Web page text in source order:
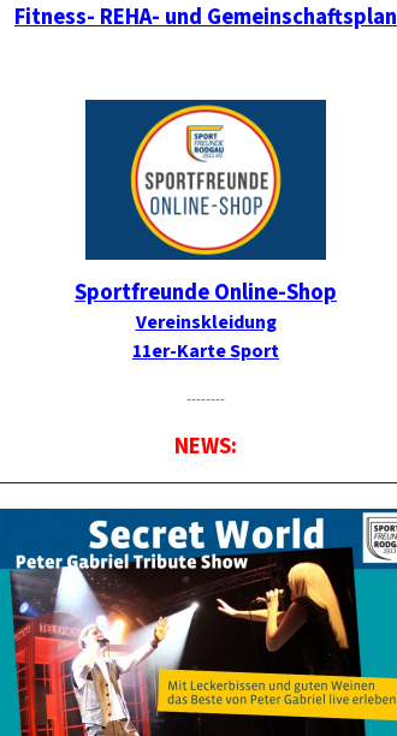
Fitness- REHA- und Gemeinschaftsplan
Sportfreunde Online-Shop
Vereinskleidung
11er-Karte Sport
--------
NEWS: